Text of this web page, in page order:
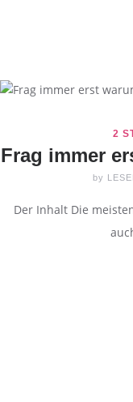
2
Frag immer
by
Der Inhalt Die